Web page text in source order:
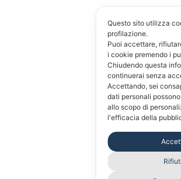
Questo sito utilizza
profilazione.
Puoi accettare,
i cookie premendo i
Chiudendo questa
continuerai senza
Accettando, sei
dati personali
allo scopo di
l'efficacia della